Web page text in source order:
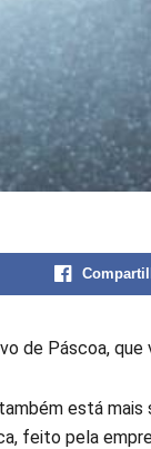
de Páscoa,
está
feito pela